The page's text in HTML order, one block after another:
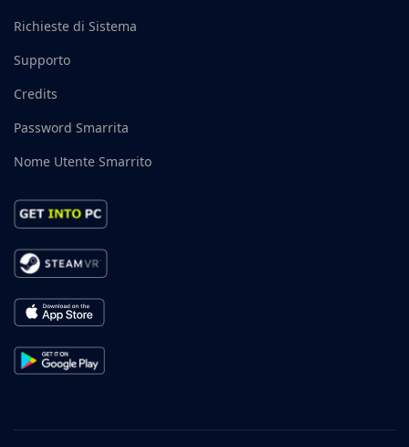
Richieste di Sistema
Supporto
Credits
Password Smarrita
Nome Utente Smarrito